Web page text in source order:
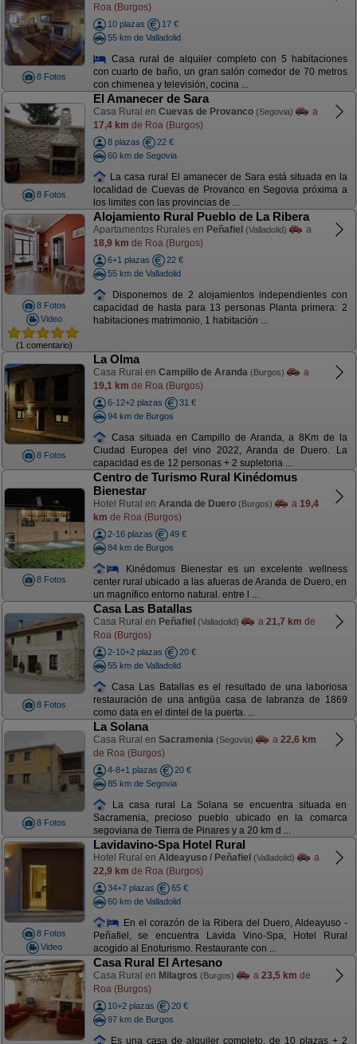
8 Fotos
Roa (Burgos)
10 plazas
17 €
55 km de Valladolid
Casa rural de alquiler completo con 5 habitaciones
con cuarto de baño, un gran salón comedor de 70 metros
con chimenea y televisión, cocina ...
8 Fotos
El Amanecer de Sara
Casa Rural en Cuevas de Provanco (Segovia)
a
17,4 km de Roa (Burgos)
8 plazas
22 €
60 km de Segovia
La casa rural El amanecer de Sara está situada en la
localidad de Cuevas de Provanco en Segovia próxima a
los limites con las provincias de ...
8 Fotos
Video
(1 comentario)
Alojamiento Rural Pueblo de La Ribera
Apartamentos Rurales en Peñafiel (Valladolid)
a
18,9 km de Roa (Burgos)
6+1 plazas
22 €
55 km de Valladolid
Disponemos de 2 alojamientos independientes con
capacidad de hasta para 13 personas Planta primera: 2
habitaciones matrimonio, 1 habitación ...
8 Fotos
La Olma
Casa Rural en Campillo de Aranda (Burgos)
a
19,1 km de Roa (Burgos)
6-12+2 plazas
31 €
94 km de Burgos
Casa situada en Campillo de Aranda, a 8Km de la
Ciudad Europea del vino 2022, Aranda de Duero. La
capacidad es de 12 personas + 2 supletoria ...
8 Fotos
Centro de Turismo Rural Kinédomus
Bienestar
Hotel Rural en Aranda de Duero (Burgos) a 19,4
km de Roa (Burgos)
2-16 plazas
49 €
84 km de Burgos
Kinédomus Bienestar es un excelente wellness
center rural ubicado a las afueras de Aranda de Duero, en
un magnífico entorno natural. entre l ...
8 Fotos
Casa Las Batallas
Casa Rural en Peñafiel (Valladolid) a 21,7 km de
Roa (Burgos)
2-10+2 plazas
20 €
55 km de Valladolid
Casa Las Batallas es el resultado de una laboriosa
restauración de una antigüa casa de labranza de 1869
como data en el dintel de la puerta. ...
8 Fotos
La Solana
Casa Rural en Sacramenia (Segovia) a 22,6 km
de Roa (Burgos)
4-8+1 plazas
20 €
85 km de Segovia
La casa rural La Solana se encuentra situada en
Sacramenia, precioso pueblo ubicado en la comarca
segoviana de Tierra de Pinares y a 20 km d ...
8 Fotos
Video
Lavidavino-Spa Hotel Rural
Hotel Rural en Aldeayuso / Peñafiel (Valladolid)
a
22,9 km de Roa (Burgos)
34+7 plazas
65 €
60 km de Valladolid
En el corazón de la Ribera del Duero, Aldeayuso -
Peñafiel, se encuentra Lavida Vino-Spa, Hotel Rural
acogido al Enoturismo. Restaurante con ...
Casa Rural El Artesano
Casa Rural en Milagros (Burgos) a 23,5 km de
Roa (Burgos)
10+2 plazas
20 €
97 km de Burgos
Es una casa de alquiler completo, de 10 plazas + 2